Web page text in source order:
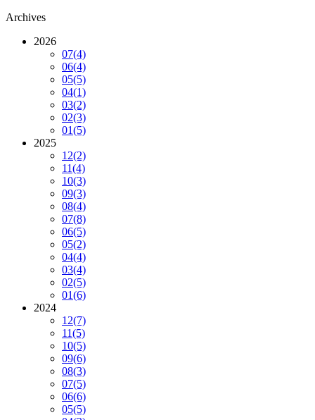
Archives
2026
07(4)
06(4)
05(5)
04(1)
03(2)
02(3)
01(5)
2025
12(2)
11(4)
10(3)
09(3)
08(4)
07(8)
06(5)
05(2)
04(4)
03(4)
02(5)
01(6)
2024
12(7)
11(5)
10(5)
09(6)
08(3)
07(5)
06(6)
05(5)